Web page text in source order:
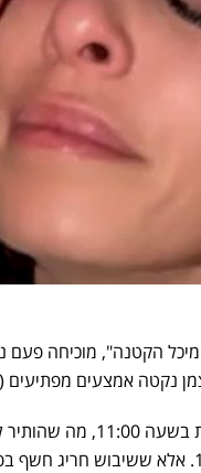
הקטנה", מוכיחה פעם
נקטה אמצעים מפתיעים
ויצמן הייתה אמורה
בהרצליה, שתוכננה לשעה 18:00. אלא